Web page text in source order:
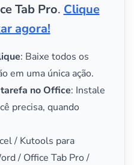
Tab Pro. Clique
agora!
: Baixe todos os
em uma única ação.
no Office: Instale
precisa, quando
/ Kutools para
/ Office Tab Pro /